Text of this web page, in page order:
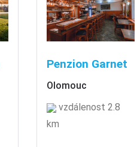
Penzion Garnet
Olomouc
vzdálenost 2.8
km